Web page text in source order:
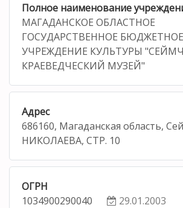
Полное наименование
МАГАДАНСКОЕ ОБЛАСТНОЕ
ГОСУДАРСТВЕННОЕ БЮДЖЕТНОЕ
УЧРЕЖДЕНИЕ КУЛЬТУРЫ
КРАЕВЕДЧЕСКИЙ МУЗЕЙ"
Адрес
686160, Магаданская область,
НИКОЛАЕВА, СТР. 10
ОГРН
1034900290040
29.01.2003